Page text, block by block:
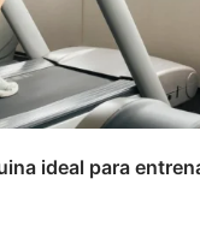
ideal para